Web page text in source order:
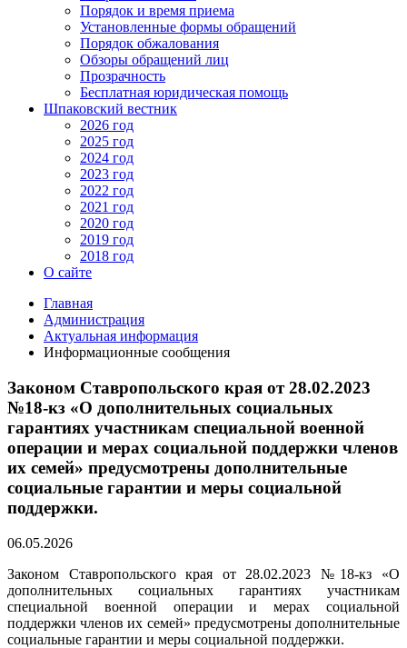
Порядок и время приема
Установленные формы обращений
Порядок обжалования
Обзоры обращений лиц
Прозрачность
Бесплатная юридическая помощь
Шпаковский вестник
2026 год
2025 год
2024 год
2023 год
2022 год
2021 год
2020 год
2019 год
2018 год
О сайте
Главная
Администрация
Актуальная информация
Информационные сообщения
Законом Ставропольского края от 28.02.2023
№18-кз «О дополнительных социальных
гарантиях участникам специальной военной
операции и мерах социальной поддержки членов
их семей» предусмотрены дополнительные
социальные гарантии и меры социальной
поддержки.
06.05.2026
Законом Ставропольского края от 28.02.2023 №18-кз «О
дополнительных социальных гарантиях участникам
специальной военной операции и мерах социальной
поддержки членов их семей» предусмотрены дополнительные
социальные гарантии и меры социальной поддержки.